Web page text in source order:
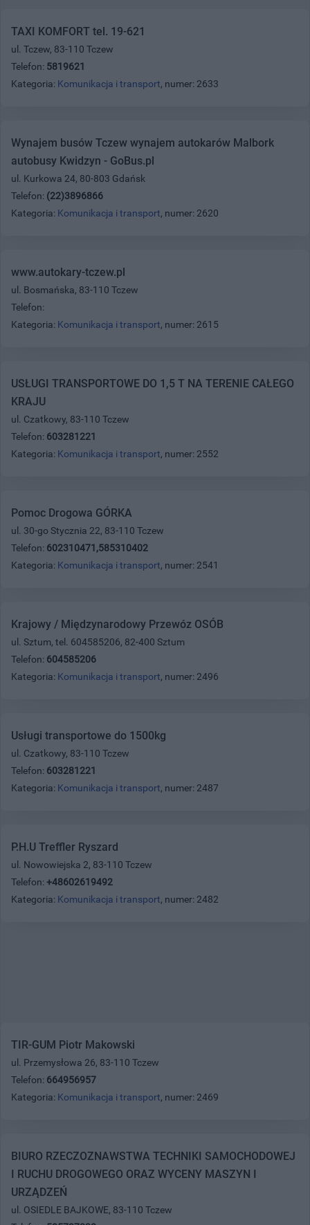
TAXI KOMFORT tel. 19-621
ul. Tczew, 83-110 Tczew
Telefon: 5819621
Kategoria: Komunikacja i transport, numer: 2633
Wynajem busów Tczew wynajem autokarów Malbork
autobusy Kwidzyn - GoBus.pl
ul. Kurkowa 24, 80-803 Gdańsk
Telefon: (22)3896866
Kategoria: Komunikacja i transport, numer: 2620
www.autokary-tczew.pl
ul. Bosmańska, 83-110 Tczew
Telefon:
Kategoria: Komunikacja i transport, numer: 2615
USŁUGI TRANSPORTOWE DO 1,5 T NA TERENIE CAŁEGO
KRAJU
ul. Czatkowy, 83-110 Tczew
Telefon: 603281221
Kategoria: Komunikacja i transport, numer: 2552
Pomoc Drogowa GÓRKA
ul. 30-go Stycznia 22, 83-110 Tczew
Telefon: 602310471,585310402
Kategoria: Komunikacja i transport, numer: 2541
Krajowy / Międzynarodowy Przewóz OSÓB
ul. Sztum, tel. 604585206, 82-400 Sztum
Telefon: 604585206
Kategoria: Komunikacja i transport, numer: 2496
Usługi transportowe do 1500kg
ul. Czatkowy, 83-110 Tczew
Telefon: 603281221
Kategoria: Komunikacja i transport, numer: 2487
P.H.U Treffler Ryszard
ul. Nowowiejska 2, 83-110 Tczew
Telefon: +48602619492
Kategoria: Komunikacja i transport, numer: 2482
TIR-GUM Piotr Makowski
ul. Przemysłowa 26, 83-110 Tczew
Telefon: 664956957
Kategoria: Komunikacja i transport, numer: 2469
BIURO RZECZOZNAWSTWA TECHNIKI SAMOCHODOWEJ
I RUCHU DROGOWEGO ORAZ WYCENY MASZYN I
URZĄDZEŃ
ul. OSIEDLE BAJKOWE, 83-110 Tczew